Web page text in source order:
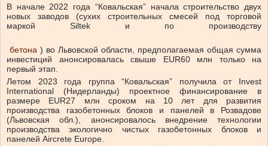
В начале 2022 года “Ковальская” начала строительство двух
новых заводов (сухих строительных смесей под торговой
маркой Siltek и по производству
бетона ) во Львовской области, предполагаемая общая сумма
инвестиций анонсировалась свыше EUR60 млн только на
первый этап.
Летом 2023 года группа “Ковальская” получила от Invest
International (Нидерланды) проектное финансирование в
размере EUR27 млн сроком на 10 лет для развития
производства газобетонных блоков и панелей в Розвадове
(Львовская обл.), анонсировалось внедрение технологии
производства экологично чистых газобетонных блоков и
панелей Aircrete Europe.